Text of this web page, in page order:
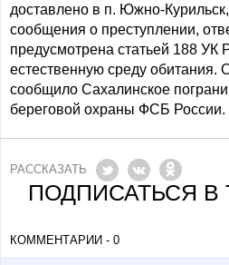
доставлено в п. Южно-
сообщения о преступлении,
предусмотрена статьей 188
естественную среду
сообщило Сахалинское
береговой охраны ФСБ России.
РАССКАЗАТЬ
ПОДПИСАТЬСЯ В
КОММЕНТАРИИ - 0